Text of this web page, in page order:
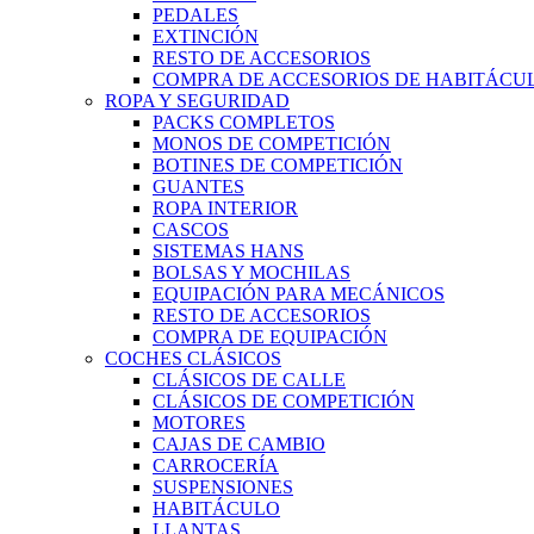
PEDALES
EXTINCIÓN
RESTO DE ACCESORIOS
COMPRA DE ACCESORIOS DE
ROPA Y SEGURIDAD
PACKS COMPLETOS
MONOS DE COMPETICIÓN
BOTINES DE COMPETICIÓN
GUANTES
ROPA INTERIOR
CASCOS
SISTEMAS HANS
BOLSAS Y MOCHILAS
EQUIPACIÓN PARA MECÁNICOS
RESTO DE ACCESORIOS
COMPRA DE EQUIPACIÓN
COCHES CLÁSICOS
CLÁSICOS DE CALLE
CLÁSICOS DE COMPETICIÓN
MOTORES
CAJAS DE CAMBIO
CARROCERÍA
SUSPENSIONES
HABITÁCULO
LLANTAS